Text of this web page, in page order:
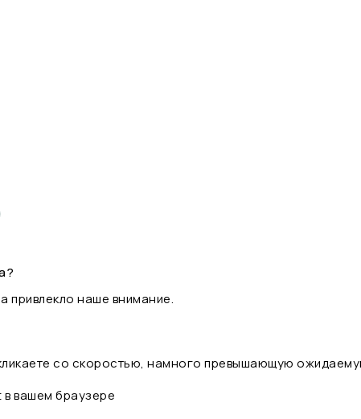
привлекло наше внимание.
со скоростью, намного превышающую
вашем браузере